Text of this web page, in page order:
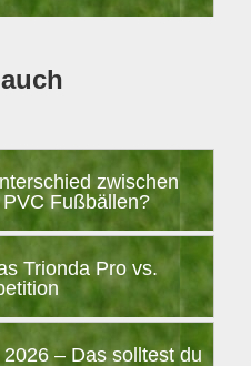
zwischen
Fußbällen?
Trionda Pro vs.
– Das solltest du